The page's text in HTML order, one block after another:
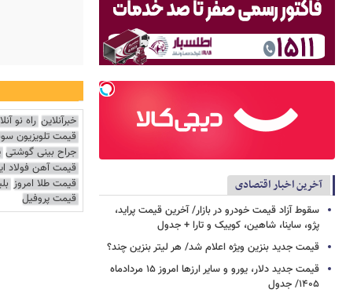
آخرین اخبار اقتصادی
سقوط آزاد قیمت خودرو در بازار/ آخرین قیمت پراید،
پژو، ساینا، شاهین، کوییک و تارا + جدول
قیمت جدید بنزین ویژه اعلام شد/ هر لیتر بنزین چند؟
قیمت جدید دلار، یورو و سایر ارزها امروز ۱۵ مردادماه
۱۴۰۵/ جدول
خبرآنلاین راه نو
قیمت تلویزیون
جراح بینی گوشتی
قیمت آهن فولاد
قیمت طلا امروز
قیمت پروفیل